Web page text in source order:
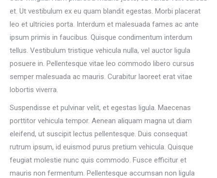
et. Ut vestibulum ex eu quam blandit egestas. Morbi placerat
leo et ultricies porta. Interdum et malesuada fames ac ante
ipsum primis in faucibus. Quisque condimentum interdum
tellus. Vestibulum tristique vehicula nulla, vel auctor ligula
posuere in. Pellentesque vitae leo commodo libero cursus
semper malesuada ac mauris. Curabitur laoreet erat vitae
lobortis viverra.
Suspendisse et pulvinar velit, et egestas ligula. Maecenas
porttitor vehicula tempor. Aenean aliquam magna ut diam
eleifend, ut suscipit lectus pellentesque. Duis consequat
rutrum ipsum, id euismod purus pretium vehicula. Quisque
feugiat molestie nunc quis commodo. Fusce efficitur et
mauris non fermentum. Pellentesque accumsan non ligula